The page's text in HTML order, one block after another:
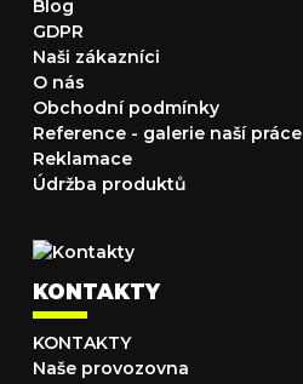
Blog
GDPR
Naši zákazníci
O nás
Obchodní podmínky
Reference - galerie naší práce
Reklamace
Údržba produktů
KONTAKTY
KONTAKTY
Naše provozovna